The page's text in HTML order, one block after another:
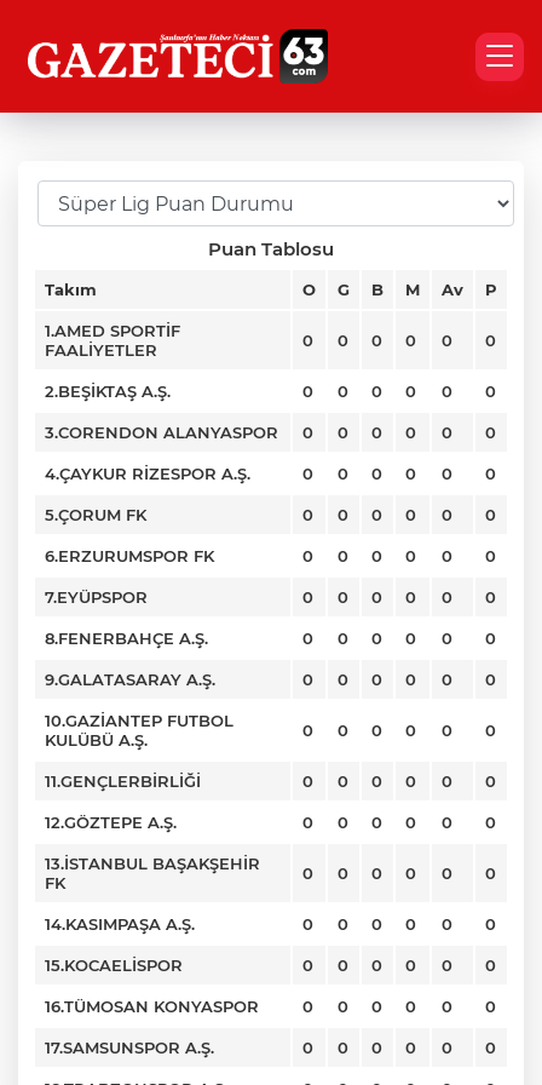
Puan Tablosu
Takım O G B M Av P
1.AMED SPORTİF
FAALİYETLER
0 0 0 0 0 0
2.BEŞİKTAŞ A.Ş. 0 0 0 0 0 0
3.CORENDON ALANYASPOR 0 0 0 0 0 0
4.ÇAYKUR RİZESPOR A.Ş. 0 0 0 0 0 0
5.ÇORUM FK 0 0 0 0 0 0
6.ERZURUMSPOR FK 0 0 0 0 0 0
7.EYÜPSPOR 0 0 0 0 0 0
8.FENERBAHÇE A.Ş. 0 0 0 0 0 0
9.GALATASARAY A.Ş. 0 0 0 0 0 0
10.GAZİANTEP FUTBOL
KULÜBÜ A.Ş.
0 0 0 0 0 0
11.GENÇLERBİRLİĞİ 0 0 0 0 0 0
12.GÖZTEPE A.Ş. 0 0 0 0 0 0
13.İSTANBUL BAŞAKŞEHİR
FK
0 0 0 0 0 0
14.KASIMPAŞA A.Ş. 0 0 0 0 0 0
15.KOCAELİSPOR 0 0 0 0 0 0
16.TÜMOSAN KONYASPOR 0 0 0 0 0 0
17.SAMSUNSPOR A.Ş. 0 0 0 0 0 0